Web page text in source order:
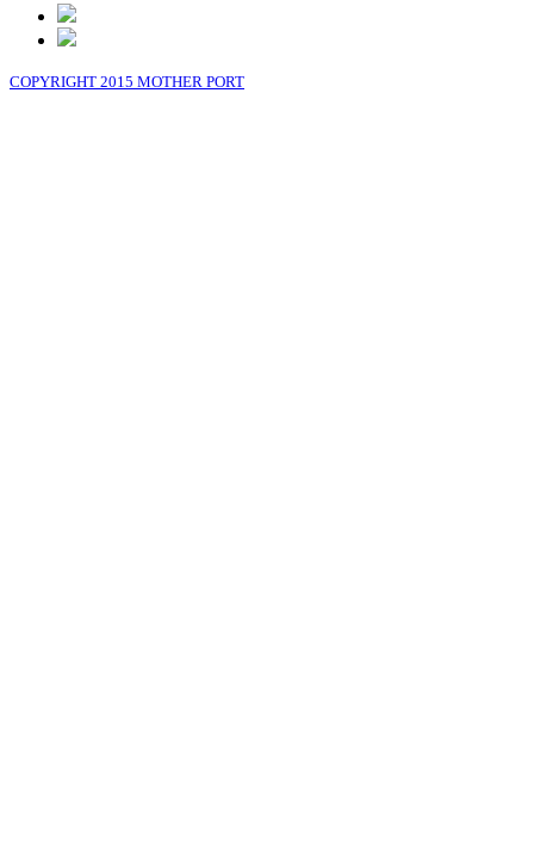
COPYRIGHT 2015 MOTHER PORT